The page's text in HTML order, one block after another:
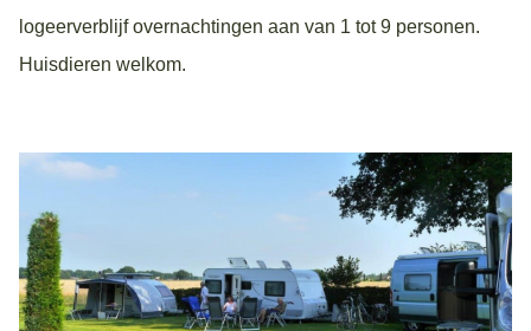
logeerverblijf overnachtingen aan van 1 tot 9 personen.
Huisdieren welkom.